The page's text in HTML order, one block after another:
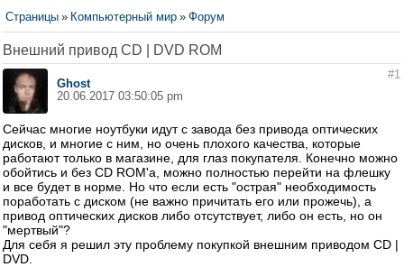
Страницы » Компьютерный мир » Форум
Внешний привод CD | DVD ROM
Ghost
20.06.2017 03:50:05 pm
#1
Сейчас многие ноутбуки идут с завода без привода оптических
дисков, и многие с ним, но очень плохого качества, которые
работают только в магазине, для глаз покупателя. Конечно можно
обойтись и без CD ROM'а, можно полностью перейти на флешку
и все будет в норме. Но что если есть "острая" необходимость
поработать с диском (не важно причитать его или прожечь), а
привод оптических дисков либо отсутствует, либо он есть, но он
"мертвый"?
Для себя я решил эту проблему покупкой внешним приводом CD |
DVD.